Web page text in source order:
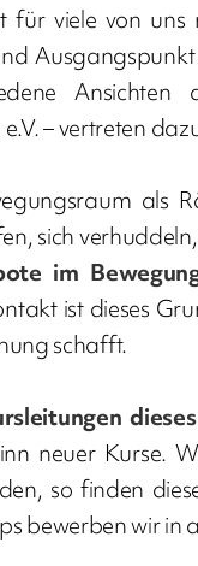
viele von
– vertreten
sich
im
ist dieses
schafft.
neuer Kurse.
so finden
bewerben wir in